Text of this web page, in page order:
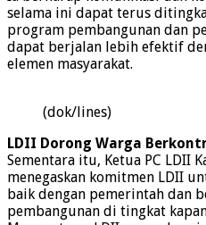
selama ini dapat terus
program pembangunan dan
dapat berjalan lebih ‎efektif
elemen masyarakat.‎
(dok/lines)
LDII Dorong Warga
Sementara itu, Ketua PC LDII
menegaskan komitmen LDII
baik dengan pemerintah dan
pembangunan di ‎tingkat